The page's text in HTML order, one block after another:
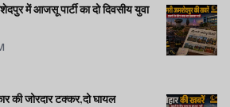
में आजसू पार्टी का दो दिवसीय युवा
जोरदार टक्‍कर,दो घायल